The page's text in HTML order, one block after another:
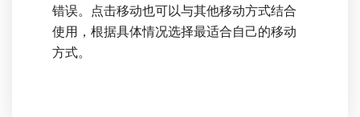
错误。点击移动也可以与其他移动方式结合
使用，根据具体情况选择最适合自己的移动
方式。